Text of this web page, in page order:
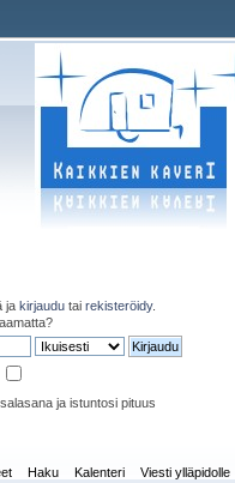
jakirjaudu tairekisteröidy.
ja istuntosi pituus
Haku Kalenteri Viesti ylläpidolle